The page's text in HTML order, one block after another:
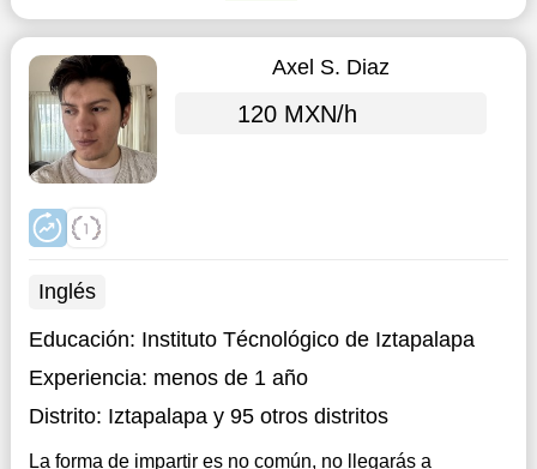
Axel S. Diaz
120 MXN/h
Inglés
Educación: Instituto Técnológico de Iztapalapa
Experiencia: menos de 1 año
Distrito: Iztapalapay 95 otros distritos
La forma de impartir es no común, no llegarás a